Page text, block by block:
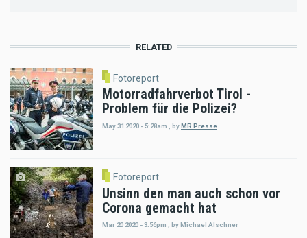
RELATED
Fotoreport
Motorradfahrverbot Tirol -
Problem für die Polizei?
May 31 2020 - 5:28am byMR Presse
Fotoreport
Unsinn den man auch schon vor
Corona gemacht hat
Mar 20 2020 - 3:56pm , by Michael Alschner